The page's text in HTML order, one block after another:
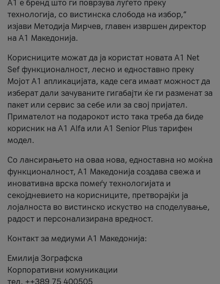
А1 е бренд што ги поврзува луѓето преку
технологија, со вистинска слобода на избор,“
изјави Методија Мирчев, главен извршен директор
на А1 Македонија.
Корисниците можат да ја користат новата А1 Net
Sef функционалност, лесно и едноставно преку
Мојот А1 апликацијата, каде сега имаат можност да
изберат дали зачуваните гигабајти ќе ги разменат за
пакет или сервис за себе или за свој пријател.
Примателот на подарокот исто така треба да биде
корисник на А1 Alfa или A1 Senior Plus тарифен
модел.
Со лансирањето на оваа нова, едноставна но моќна
функционалност, А1 Македонија создава свежа и
иновативна врска помеѓу технологијата и
секојдневието на корисниците, претворајќи ја
лојалноста во вистинско искуство на споделување,
радост и персонализирана вредност.
Контакт за медиуми А1 Македонија:
Емилија Зографска
Корпоративни комуникации
тел. ++389 75 400505